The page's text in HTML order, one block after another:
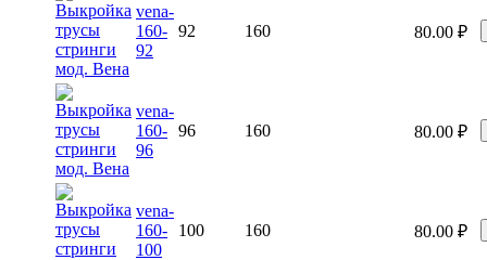
vena-
160-
92
92 160 80.00 ₽
vena-
160-
96
96 160 80.00 ₽
vena-
160-
100
100 160 80.00 ₽